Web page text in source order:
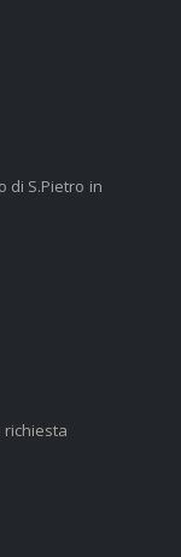
di S.Pietro in
richiesta